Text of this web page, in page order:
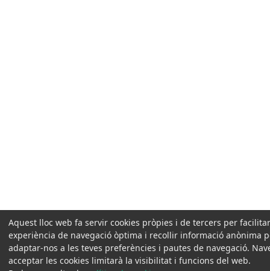
Aquest lloc web fa servir cookies pròpies i de tercers per
experiència de navegació òptima i recollir informació anònima
adaptar-nos a les teves preferències i pautes de navegació.
acceptar les cookies limitarà la visibilitat i funcions del web.